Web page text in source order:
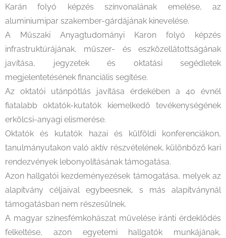
Karán folyó képzés színvonalának emelése, az
aluminiumipar szakember-gárdájának kinevelése.
A Műszaki Anyagtudományi Karon folyó képzés
infrastruktúrájának, műszer- és eszközellátottságának
javítása, jegyzetek és oktatási segédletek
megjelentetésének financiális segítése.
Az oktatói utánpótlás javítása érdekében a 40 évnél
fiatalabb oktatók-kutatók kiemelkedő tevékenységének
erkölcsi-anyagi elismerése.
Oktatók és kutatók hazai és külföldi konferenciákon,
tanulmányutakon való aktív részvételének, különböző kari
rendezvények lebonyolításának támogatása.
Azon hallgatói kezdeményezések támogatása, melyek az
alapítvány céljaival egybeesnek, s más alapítványnál
támogatásban nem részesülnek.
A magyar színesfémkohászat művelése iránti érdeklődés
felkeltése, azon egyetemi hallgatók munkájának,